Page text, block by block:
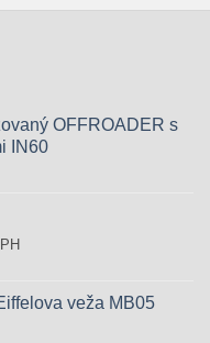
OFFROADER s
IN60
veža MB05